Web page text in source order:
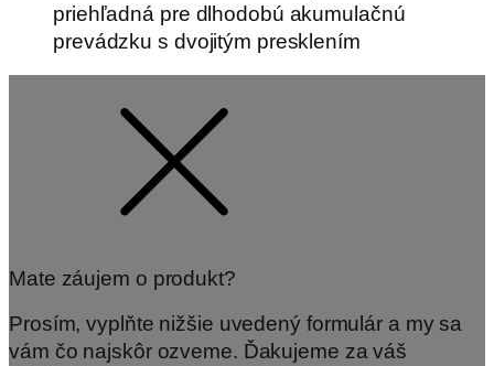
priehľadná pre dlhodobú akumulačnú
prevádzku s dvojitým presklením
Mate záujem o produkt?
Prosím, vyplňte nižšie uvedený formulár a my sa
vám čo najskôr ozveme. Ďakujeme za váš